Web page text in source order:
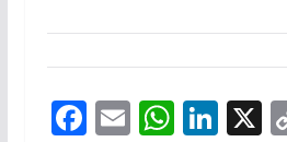
F E W Li X